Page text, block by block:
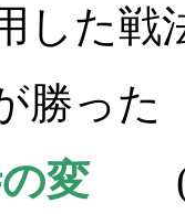
した戦
勝った
変